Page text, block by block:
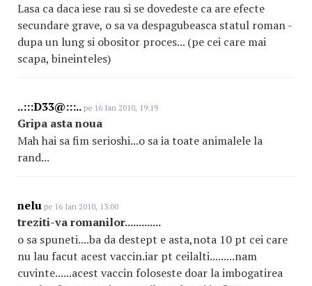
Lasa ca daca iese rau si se dovedeste ca are efecte
secundare grave, o sa va despagubeasca statul roman -
dupa un lung si obositor proces... (pe cei care mai
scapa, bineinteles)
..:::D33@:::.. pe 16 Ian 2010, 19:19
Gripa asta noua
Mah hai sa fim serioshi...o sa ia toate animalele la
rand...
nelu pe 16 Ian 2010, 13:00
treziti-va romanilor.............
o sa spuneti....ba da destept e asta,nota 10 pt cei care
nu lau facut acest vaccin.iar pt ceilalti.........nam
cuvinte......acest vaccin foloseste doar la imbogatirea